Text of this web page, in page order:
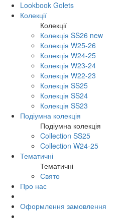
Lookbook Golets
Колекції
Колекції
Колекція SS26 new
Колекція W25-26
Колекція W24-25
Колекція W23-24
Колекція W22-23
Колекція SS25
Колекція SS24
Колекція SS23
Подіумна колекція
Подіумна колекція
Collection SS25
Collection W24-25
Тематичні
Тематичні
Свято
Про нас
Оформлення замовлення